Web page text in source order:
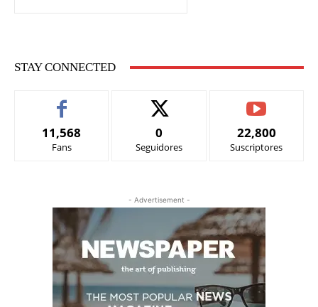
STAY CONNECTED
11,568
Fans
0
Seguidores
22,800
Suscriptores
- Advertisement -